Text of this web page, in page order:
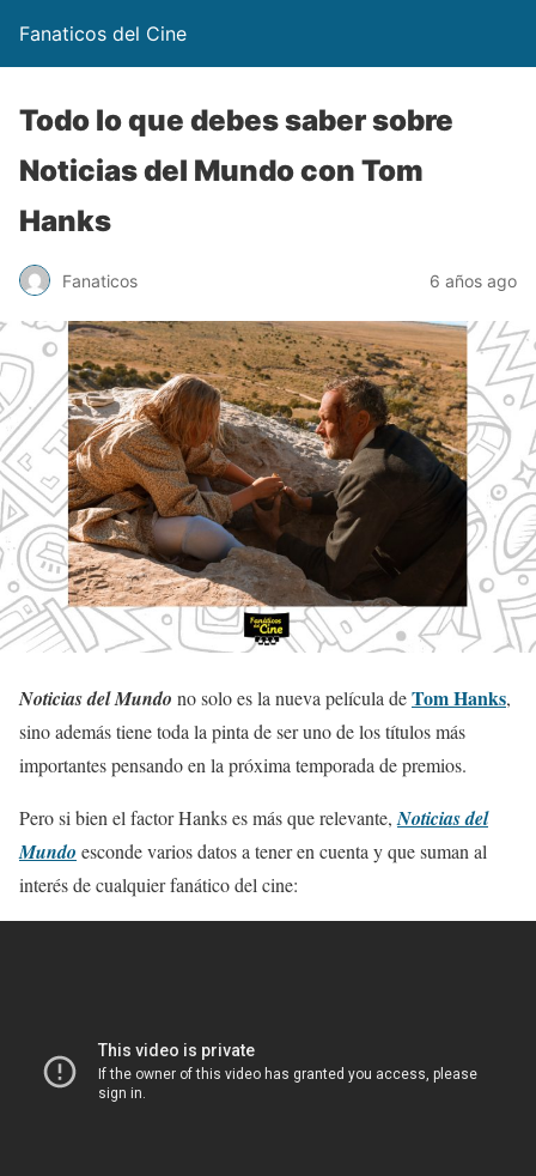
Fanaticos del Cine
Todo lo que debes saber sobre
Noticias del Mundo con Tom
Hanks
Fanaticos 6 años ago
Noticias del Mundo no solo es la nueva película deTom Hanks,
sino además tiene toda la pinta de ser uno de los títulos más
importantes pensando en la próxima temporada de premios.
Pero si bien el factor Hanks es más que relevante, Noticias del
Mundo esconde varios datos a tener en cuenta y que suman al
interés de cualquier fanático del cine: